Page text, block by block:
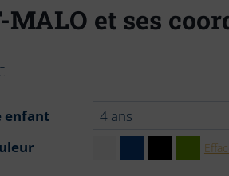
MALO et ses
enfant